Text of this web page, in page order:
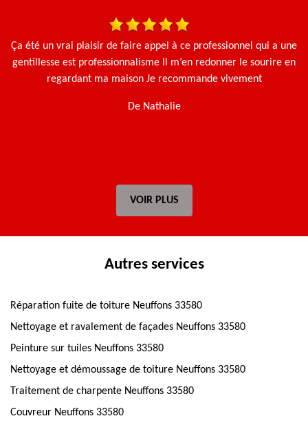
Ça été un vrai plaisir de faire appel à ce professionnel qui a une
gentillesse est professionnalisme Il m’en redonner le sourire en
regardant ma maison Je recommande vivement
De Nathalie
VOIR PLUS
Autres services
Réparation fuite de toiture Neuffons 33580
Nettoyage et ravalement de façades Neuffons 33580
Peinture sur tuiles Neuffons 33580
Nettoyage et démoussage de toiture Neuffons 33580
Traitement de charpente Neuffons 33580
Couvreur Neuffons 33580